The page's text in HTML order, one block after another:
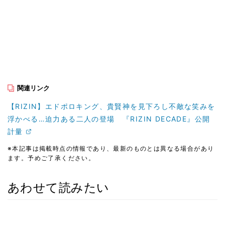
関連リンク
【RIZIN】エドポロキング、貴賢神を見下ろし不敵な笑みを
浮かべる…迫力ある二人の登場 『RIZIN DECADE』公開
計量
※本記事は掲載時点の情報であり、最新のものとは異なる場合があり
ます。予めご了承ください。
あわせて読みたい